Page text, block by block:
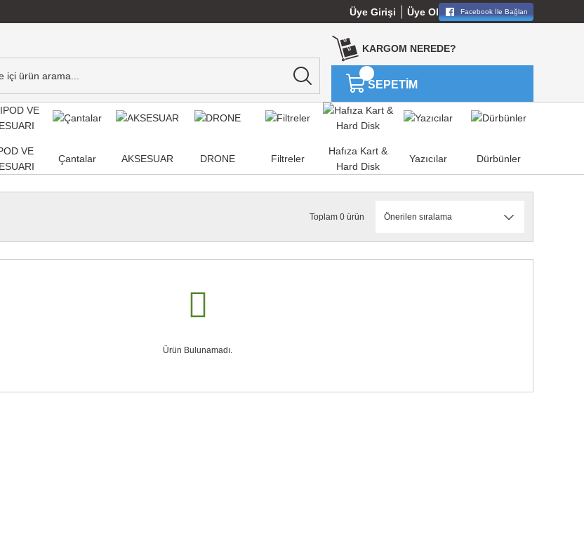
Üye Girişi Üye Ol Facebook İle Bağlan
KARGOM NEREDE?
SEPETİM
VE
Çantalar AKSESUAR DRONE Filtreler
Hafıza Kart &
Hard Disk
Yazıcılar Dürbünler
Toplam 0 ürün
Ürün Bulunamadı.